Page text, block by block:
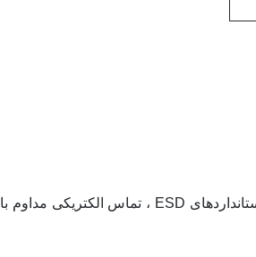
اهم ، که مطابق با استانداردهای ESD ، تماس الکتریکی مداوم با